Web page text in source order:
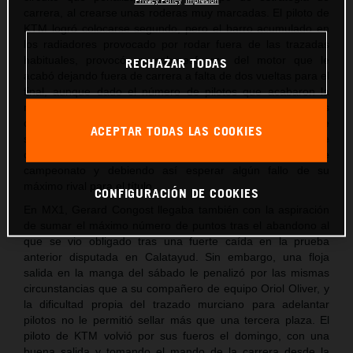
KTM logró colocarse segundo, pero el barro acumulado en
habituales, provocó un sobreesfuerzo del motor que le
final, aunque dado el número de pilotos que acabaron la
son insuficientes para no depender de él mismo para alzarse
que se vio obligado tras una fuerte caída en la prueba
anterior disputada en Calatayud. Sin embargo, una floja
salida en la manga del sábado le penalizó por las mismas
circunstancias que a su compañero de equipo Oriol Oliver, y
la dificultad propia del trazado murciano para adelantar
pilotos no le permitió sellar más que una tercera plaza. El
piloto de KTM volvió por sus fueros el domingo, con una
RECHAZAR TODAS
ACEPTAR TODAS LAS COOKIES
CONFIGURACIÓN DE COOKIES